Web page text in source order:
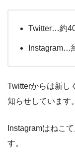
Twitter…約
Instagram…
Twitterからは新し
知らせしています。
Instagramはねこ
す。